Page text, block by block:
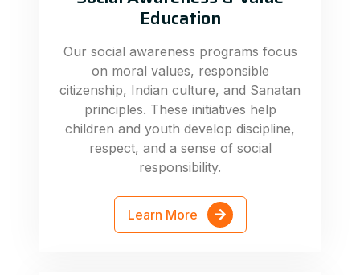
Education
Our social awareness programs focus
on moral values, responsible
citizenship, Indian culture, and Sanatan
principles. These initiatives help
children and youth develop discipline,
respect, and a sense of social
responsibility.
Learn More